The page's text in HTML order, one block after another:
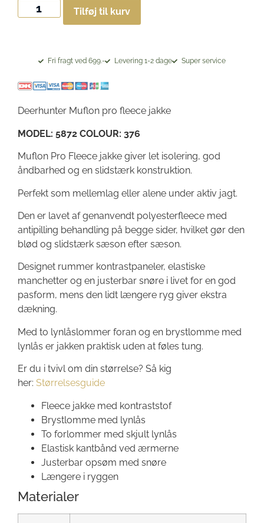
Tilføj til kurv
Fri fragt ved 699.- Levering 1-2 dage Super service
Deerhunter Muflon pro fleece jakke
MODEL: 5872 COLOUR: 376
Muflon Pro Fleece jakke giver let isolering, god
åndbarhed og en slidstærk konstruktion.
Perfekt som mellemlag eller alene under aktiv jagt.
Den er lavet af genanvendt polyesterfleece med
antipilling behandling på begge sider, hvilket gør den
blød og slidstærk sæson efter sæson.
Designet rummer kontrastpaneler, elastiske
manchetter og en justerbar snøre i livet for en god
pasform, mens den lidt længere ryg giver ekstra
dækning.
Med to lynlåslommer foran og en brystlomme med
lynlås er jakken praktisk uden at føles tung.
Er du i tvivl om din størrelse? Så kig
her: Størrelsesguide
Fleece jakke med kontraststof
Brystlomme med lynlås
To forlommer med skjult lynlås
Elastisk kantbånd ved ærmerne
Justerbar opsøm med snøre
Længere i ryggen
Materialer